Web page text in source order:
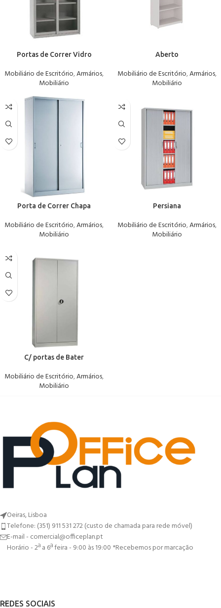
Portas de Correr Vidro
Mobiliário de Escritório,Armários,
Mobiliário
Aberto
Mobiliário de Escritório,Armários,
Mobiliário
Porta de Correr Chapa
Mobiliário de Escritório,Armários,
Mobiliário
Persiana
Mobiliário de Escritório,Armários,
Mobiliário
C/ portas de Bater
Mobiliário de Escritório,Armários,
Mobiliário
Oeiras, Lisboa
Telefone: (351) 911 531 272 (custo de chamada para rede móvel)
E-mail - comercial@officeplan.pt
Horário - 2ª a 6ª feira - 9:00 às 19:00 *Recebemos por marcação
REDES SOCIAIS